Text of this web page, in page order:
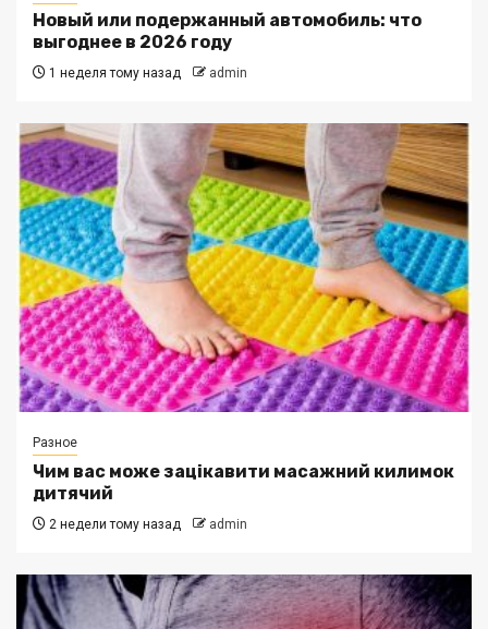
Новый или подержанный автомобиль: что
выгоднее в 2026 году
1 неделя тому назад admin
Разное
Чим вас може зацікавити масажний килимок
дитячий
2 недели тому назад admin